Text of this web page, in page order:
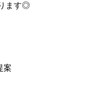
ます◎
案